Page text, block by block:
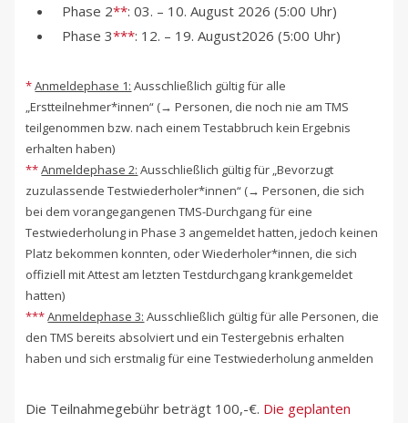
Phase 2**: 03. – 10. August 2026 (5:00 Uhr)
Phase 3***: 12. – 19. August2026 (5:00 Uhr)
*Anmeldephase 1: Ausschließlich gültig für alle
„Erstteilnehmer*innen“ (→ Personen, die noch nie am TMS
teilgenommen bzw. nach einem Testabbruch kein Ergebnis
erhalten haben)
**Anmeldephase 2: Ausschließlich gültig für „Bevorzugt
zuzulassende Testwiederholer*innen“ (→ Personen, die sich
bei dem vorangegangenen TMS-Durchgang für eine
Testwiederholung in Phase 3 angemeldet hatten, jedoch keinen
Platz bekommen konnten, oder Wiederholer*innen, die sich
offiziell mit Attest am letzten Testdurchgang krankgemeldet
hatten)
***Anmeldephase 3: Ausschließlich gültig für alle Personen, die
den TMS bereits absolviert und ein Testergebnis erhalten
haben und sich erstmalig für eine Testwiederholung anmelden
Die Teilnahmegebühr beträgt 100,-€. Die geplanten